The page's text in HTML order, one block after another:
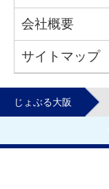
会社概要
サイトマップ
じょぶる大阪